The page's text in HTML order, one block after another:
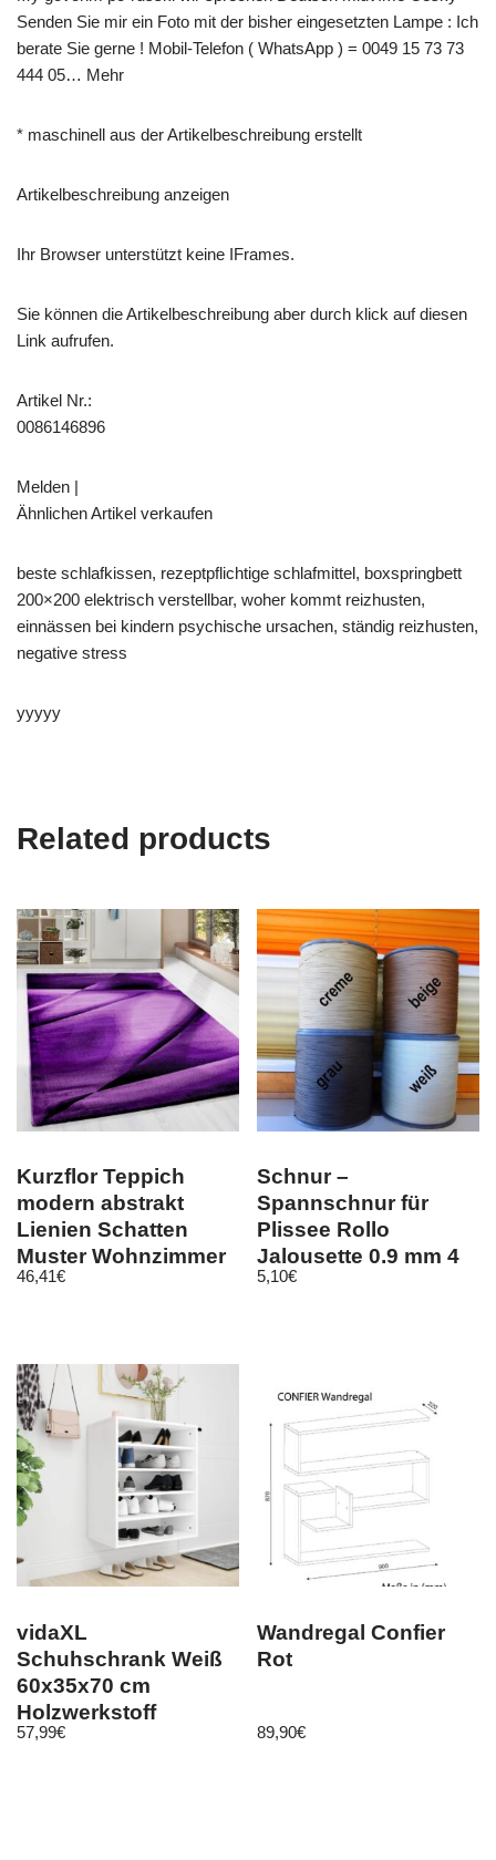
Senden Sie mir ein Foto mit der bisher eingesetzten Lampe : Ich
berate Sie gerne ! Mobil-Telefon ( WhatsApp ) = 0049 15 73 73
444 05… Mehr
* maschinell aus der Artikelbeschreibung erstellt
Artikelbeschreibung anzeigen
Ihr Browser unterstützt keine IFrames.
Sie können die Artikelbeschreibung aber durch klick auf diesen
Link aufrufen.
Artikel Nr.:
0086146896
Melden |
Ähnlichen Artikel verkaufen
beste schlafkissen, rezeptpflichtige schlafmittel, boxspringbett
200×200 elektrisch verstellbar, woher kommt reizhusten,
einnässen bei kindern psychische ursachen, ständig reizhusten,
negative stress
yyyyy
Related products
Kurzflor Teppich
modern abstrakt
Lienien Schatten
Muster Wohnzimmer
Lila Meliert
46,41€
Schnur –
Spannschnur für
Plissee Rollo
Jalousette 0,9 mm 4
Farben 3 Längen neu
5,10€
vidaXL
Schuhschrank Weiß
60x35x70 cm
Holzwerkstoff
57,99€
Wandregal Confier
Rot
89,90€